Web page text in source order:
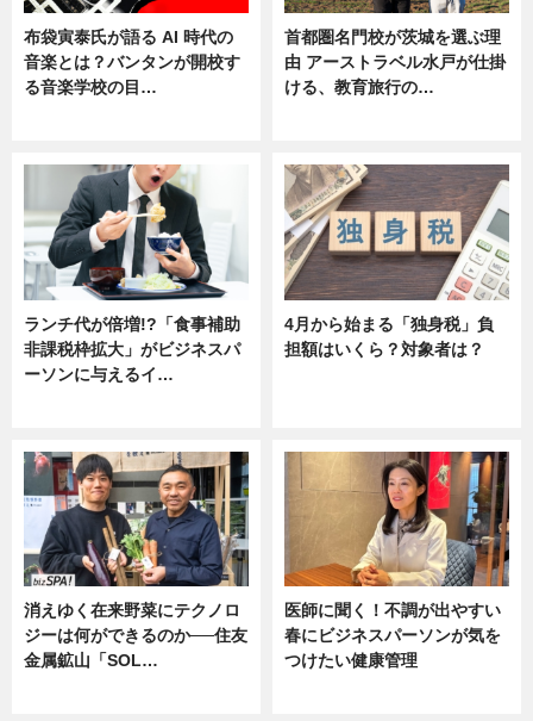
布袋寅泰氏が語る AI 時代の
音楽とは？バンタンが開校す
る音楽学校の目…
首都圏名門校が茨城を選ぶ理
由 アーストラベル水戸が仕掛
ける、教育旅行の…
ランチ代が倍増!?「食事補助
非課税枠拡大」がビジネスパ
ーソンに与えるイ…
4月から始まる「独身税」負
担額はいくら？対象者は？
消えゆく在来野菜にテクノロ
ジーは何ができるのか──住友
金属鉱山「SOL…
医師に聞く！不調が出やすい
春にビジネスパーソンが気を
つけたい健康管理